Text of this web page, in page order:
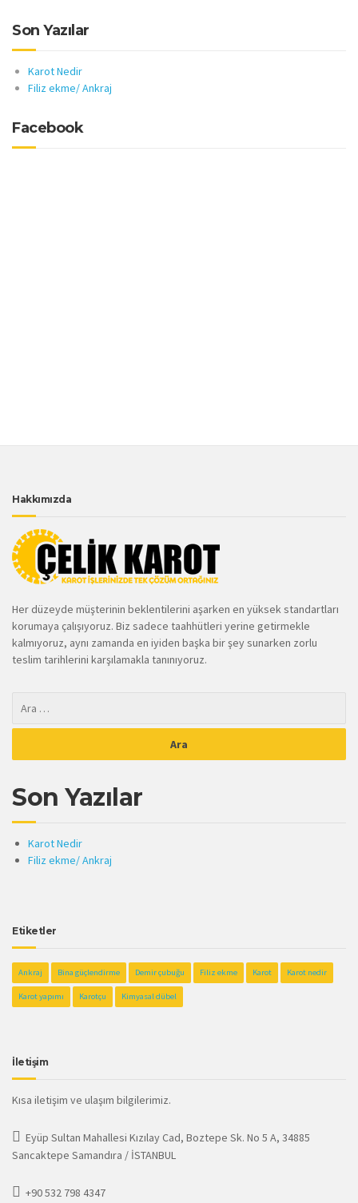
Son Yazılar
Karot Nedir
Filiz ekme/ Ankraj
Facebook
Hakkımızda
Her düzeyde müşterinin beklentilerini aşarken en yüksek standartları
korumaya çalışıyoruz. Biz sadece taahhütleri yerine getirmekle
kalmıyoruz, aynı zamanda en iyiden başka bir şey sunarken zorlu
teslim tarihlerini karşılamakla tanınıyoruz.
Son Yazılar
Karot Nedir
Filiz ekme/ Ankraj
Etiketler
Ankraj Bina güçlendirme Demir çubuğu Filiz ekme Karot Karot nedir
Karot yapımı Karotçu Kimyasal dübel
İletişim
Kısa iletişim ve ulaşım bilgilerimiz.
Eyüp Sultan Mahallesi Kızılay Cad, Boztepe Sk. No 5 A, 34885
Sancaktepe Samandıra / İSTANBUL
+90 532 798 4347